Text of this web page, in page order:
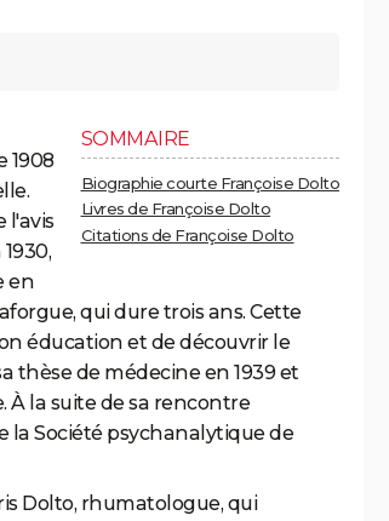
SOMMAIRE
Biographie courte Françoise Dolto
Livres de Françoise Dolto
Citations de Françoise Dolto
1908
l'avis
en
qui dure trois ans. Cette
éducation et de découvrir le
thèse de médecine en 1939 et
la suite de sa rencontre
la Société psychanalytique de
Dolto, rhumatologue, qui